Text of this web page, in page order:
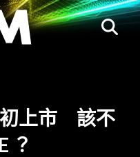
初上市 該不
？